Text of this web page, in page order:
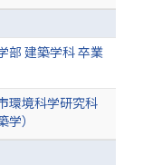
部 建築学科 卒業
環境科学研究科
）